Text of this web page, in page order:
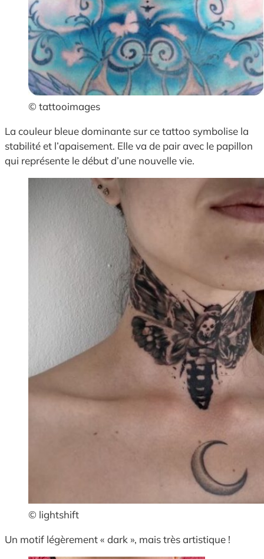
© tattooimages
La couleur bleue dominante sur ce tattoo symbolise la
stabilité et l’apaisement. Elle va de pair avec le papillon
qui représente le début d’une nouvelle vie.
© lightshift
Un motif légèrement « dark », mais très artistique !